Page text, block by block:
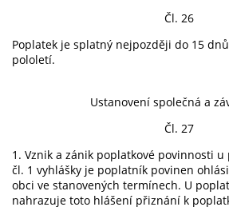
Čl. 26
Poplatek je splatný nejpozději do 15
pololetí.
Ustanovení společná a
Čl. 27
1. Vznik a zánik poplatkové povinnosti
čl. 1 vyhlášky je poplatník povinen
obci ve stanovených termínech. U
nahrazuje toto hlášení přiznání k